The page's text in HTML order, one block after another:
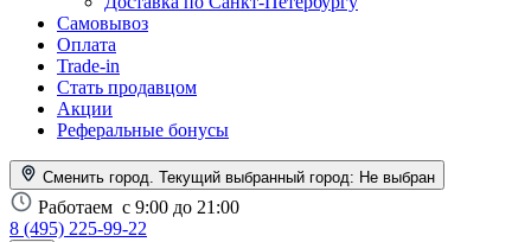
Самовывоз
Оплата
Trade-in
Стать продавцом
Акции
Реферальные бонусы
Сменить город. Текущий выбранный город: Не выбран
Работаем с 9:00 до 21:00
8 (495) 225-99-22